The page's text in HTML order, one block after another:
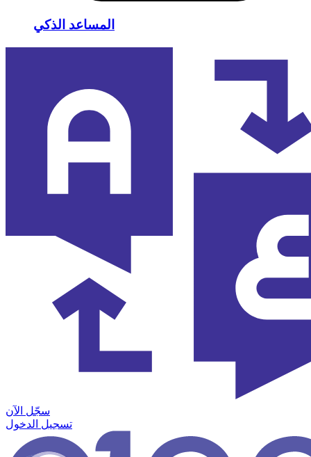
المساعد الذكي
سجّل الآن
تسجيل الدخول